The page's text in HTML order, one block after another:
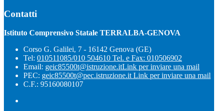
Contatti
Istituto Comprensivo Statale TERRALBA-GENOVA
Corso G. Galilei, 7 - 16142 Genova (GE)
Tel: 010511085/010 504610 Tel. e Fax: 010506902
Email: geic85500t@istruzione.itLink per inviare una mail
PEC: geic85500t@pec.istruzione.it Link per inviare una mail
C.F.: 95160080107